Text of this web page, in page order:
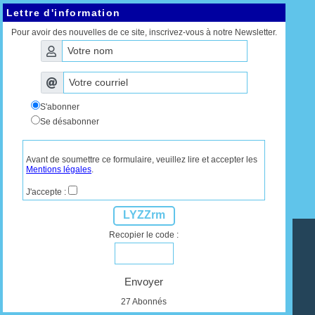
Lettre d'information
Pour avoir des nouvelles de ce site, inscrivez-vous à notre Newsletter.
S'abonner
Se désabonner
Avant de soumettre ce formulaire, veuillez lire et accepter les
Mentions légales.
J'accepte :
LYZZrm
Recopier le code :
Envoyer
27 Abonnés